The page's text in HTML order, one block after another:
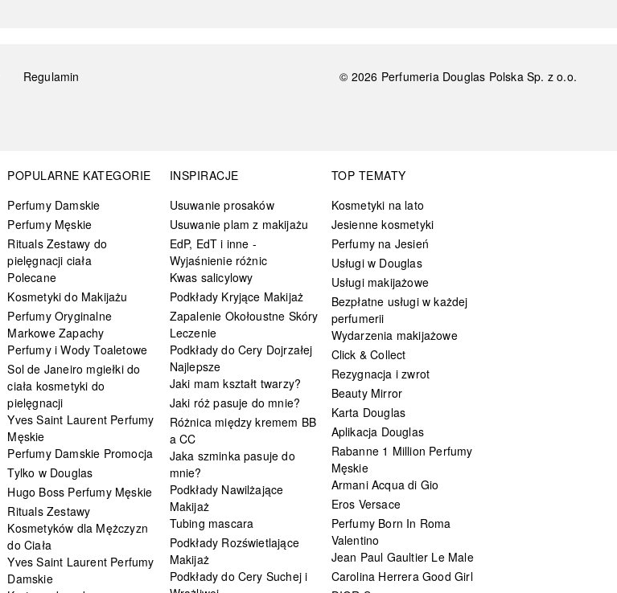
Regulamin
© 2026 Perfumeria Douglas Polska Sp. z o.o.
POPULARNE KATEGORIE
Perfumy Damskie
Perfumy Męskie
Rituals Zestawy do
pielęgnacji ciała
Polecane
Kosmetyki do Makijażu
Perfumy Oryginalne
Markowe Zapachy
Perfumy i Wody Toaletowe
Sol de Janeiro mgiełki do
ciała kosmetyki do
pielęgnacji
Yves Saint Laurent Perfumy
Męskie
Perfumy Damskie Promocja
Tylko w Douglas
Hugo Boss Perfumy Męskie
Rituals Zestawy
Kosmetyków dla Mężczyzn
do Ciała
Yves Saint Laurent Perfumy
Damskie
INSPIRACJE
Usuwanie prosaków
Usuwanie plam z makijażu
EdP, EdT i inne -
Wyjaśnienie różnic
Kwas salicylowy
Podkłady Kryjące Makijaż
Zapalenie Okołoustne Skóry
Leczenie
Podkłady do Cery Dojrzałej
Najlepsze
Jaki mam kształt twarzy?
Jaki róż pasuje do mnie?
Różnica między kremem BB
a CC
Jaka szminka pasuje do
mnie?
Podkłady Nawilżające
Makijaż
Tubing mascara
Podkłady Rozświetlające
Makijaż
Podkłady do Cery Suchej i
TOP TEMATY
Kosmetyki na lato
Jesienne kosmetyki
Perfumy na Jesień
Usługi w Douglas
Usługi makijażowe
Bezpłatne usługi w każdej
perfumerii
Wydarzenia makijażowe
Click & Collect
Rezygnacja i zwrot
Beauty Mirror
Karta Douglas
Aplikacja Douglas
Rabanne 1 Million Perfumy
Męskie
Armani Acqua di Gio
Eros Versace
Perfumy Born In Roma
Valentino
Jean Paul Gaultier Le Male
Carolina Herrera Good Girl